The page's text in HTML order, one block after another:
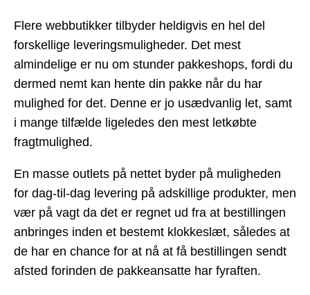
Flere webbutikker tilbyder heldigvis en hel del
forskellige leveringsmuligheder. Det mest
almindelige er nu om stunder pakkeshops, fordi du
dermed nemt kan hente din pakke når du har
mulighed for det. Denne er jo usædvanlig let, samt
i mange tilfælde ligeledes den mest letkøbte
fragtmulighed.
En masse outlets på nettet byder på muligheden
for dag-til-dag levering på adskillige produkter, men
vær på vagt da det er regnet ud fra at bestillingen
anbringes inden et bestemt klokkeslæt, således at
de har en chance for at nå at få bestillingen sendt
afsted forinden de pakkeansatte har fyraften.